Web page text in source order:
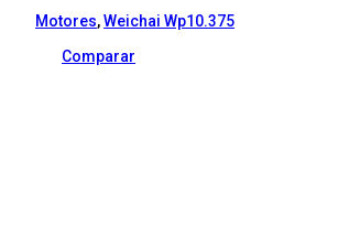
Motores,Weichai Wp10.375
Comparar